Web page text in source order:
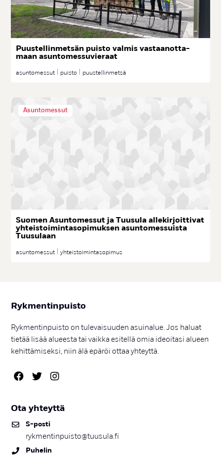
Puus­tel­lin­met­sän puis­to val­mis vas­taa­not­ta­
maan asun­to­mes­su­vie­raat
asuntomessut puisto puustellinmetsä
Asuntomessut
Suo­men Asun­to­mes­sut ja Tuu­su­la al­le­kir­joit­ti­vat
yh­teis­toi­min­ta­so­pi­muk­sen asun­to­mes­suis­ta
Tuu­su­laan
asuntomessut yhteistoimintasopimus
Ryk­men­tin­puis­to
Rykmentinpuisto on tulevaisuuden asuinalue. Jos haluat
tietää lisää alueesta tai vaikka esitellä omia ideoitasi alueen
kehittämiseksi, niin älä epäröi ottaa yhteyttä.
Ota yh­teyt­tä
S-pos­ti
rykmentinpuisto@tuusula.fi
Pu­he­lin